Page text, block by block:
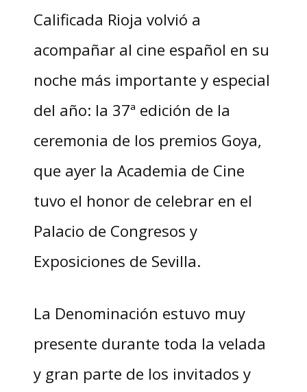
Calificada Rioja volvió a
acompañar al cine español en su
noche más importante y especial
del año: la 37ª edición de la
ceremonia de los premios Goya,
que ayer la Academia de Cine
tuvo el honor de celebrar en el
Palacio de Congresos y
Exposiciones de Sevilla.
La Denominación estuvo muy
presente durante toda la velada
y gran parte de los invitados y